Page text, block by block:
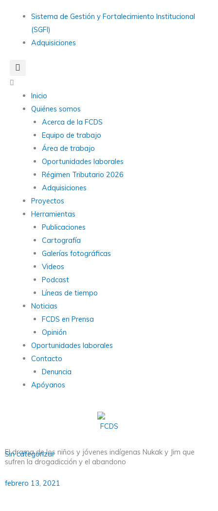
contenido
Main
Sistema de Gestión y Fortalecimiento Institucional
(SGFI)
Adquisiciones
Main
Menu
Inicio
Quiénes somos
Acerca de la FCDS
Equipo de trabajo
Área de trabajo
Oportunidades laborales
Régimen Tributario 2026
Adquisiciones
Proyectos
Herramientas
Publicaciones
Cartografía
Galerías fotográficas
Videos
Podcast
Líneas de tiempo
Noticias
FCDS en Prensa
Opinión
Oportunidades laborales
Contacto
Denuncia
Apóyanos
El drama de los niños y jóvenes indígenas Nukak y Jim que
sufren la drogadicción y el abandono
febrero 13, 2021
Sin categorizar